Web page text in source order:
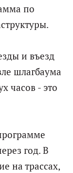
по
и въезд
шлагбаума
часов - это
год. В
на трассах,